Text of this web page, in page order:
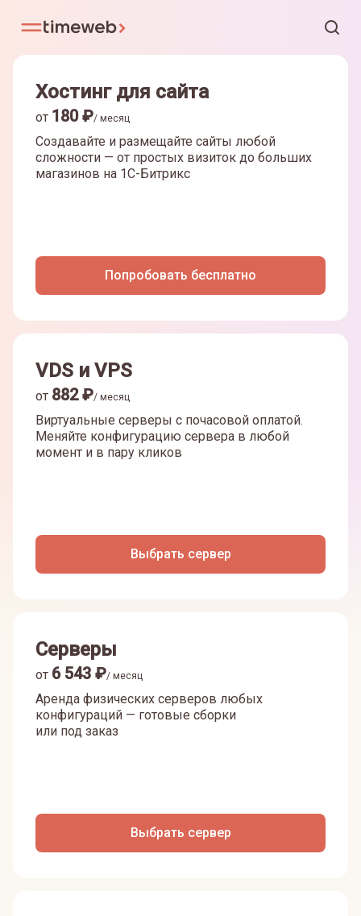
Хостинг для сайта
от 180₽/ месяц
Создавайте и размещайте сайты любой
сложности — от простых визиток до больших
магазинов на 1С-Битрикс
Попробовать бесплатно
VDS и VPS
от 882₽/ месяц
Виртуальные серверы с почасовой оплатой.
Меняйте конфигурацию сервера в любой
момент и в пару кликов
Выбрать сервер
Серверы
от 6 543 ₽/ месяц
Аренда физических серверов любых
конфигураций — готовые сборки
или под заказ
Выбрать сервер